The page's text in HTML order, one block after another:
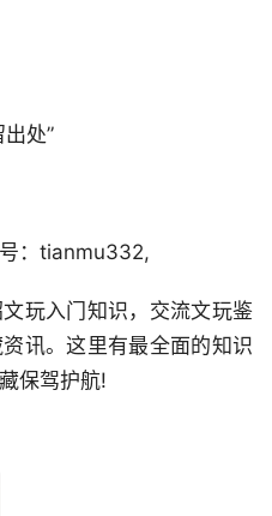
处”
：tianmu332,
玩入门知识，交流文玩鉴
讯。这里有最全面的知识
保驾护航!